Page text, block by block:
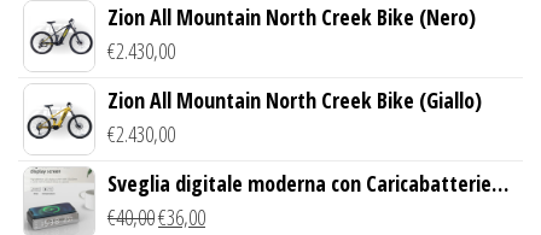
Zion All Mountain North Creek Bike (Nero)
€2.430,00
Zion All Mountain North Creek Bike (Giallo)
€2.430,00
Sveglia digitale moderna con Caricabatterie
Wireless Qi
€40,00€36,00